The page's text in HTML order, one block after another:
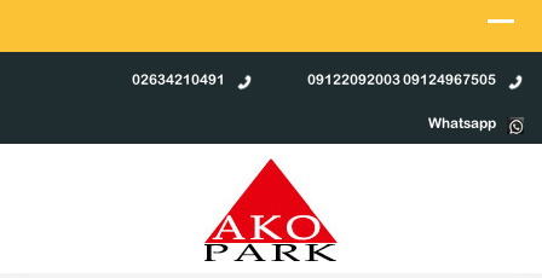
09124967505 09122092003
02634210491
Whatsapp